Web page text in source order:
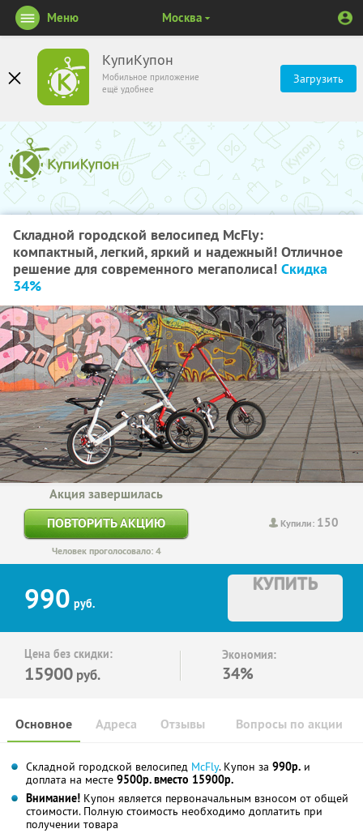
КупиКупон
Мобильное приложение
ещё удобнее
Загрузить
Меню Москва
Складной городской велосипед McFly:
компактный, легкий, яркий и надежный! Отличное
решение для современного мегаполиса! Скидка
34%
Купили: 150
Акция завершилась
ПОВТОРИТЬ АКЦИЮ
Человек проголосовало: 4
990 руб.
КУПИТЬ
Цена без скидки:
15900 руб.
Экономия:
34%
Основное Отзывы Вопросы по акции
Адреса
Складной городской велосипед McFly. Купон за 990р. и
доплата на месте 9500р. вместо 15900р.
Внимание! Купон является первоначальным взносом от общей
стоимости. Полную стоимость необходимо доплатить при
получении товара